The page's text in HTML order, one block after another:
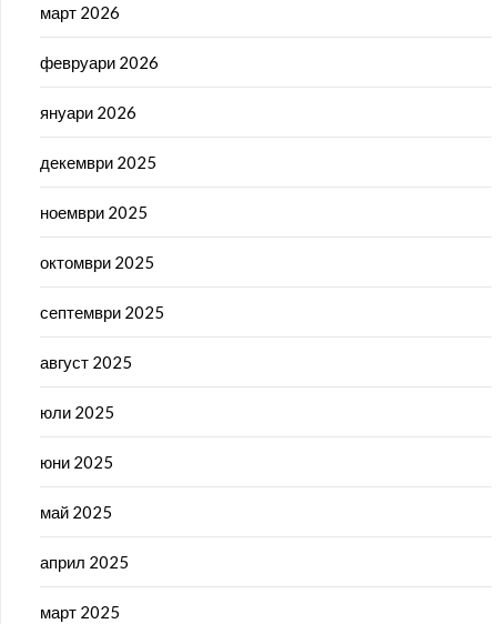
март 2026
февруари 2026
януари 2026
декември 2025
ноември 2025
октомври 2025
септември 2025
август 2025
юли 2025
юни 2025
май 2025
април 2025
март 2025